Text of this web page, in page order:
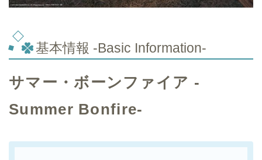
基本情報 -Basic Information-
サマー・ボーンファイア -
Summer Bonfire-